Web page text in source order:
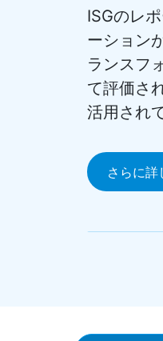
品とIoTソリュ
のデジタルト
プサービスとし
ロジーの強みが